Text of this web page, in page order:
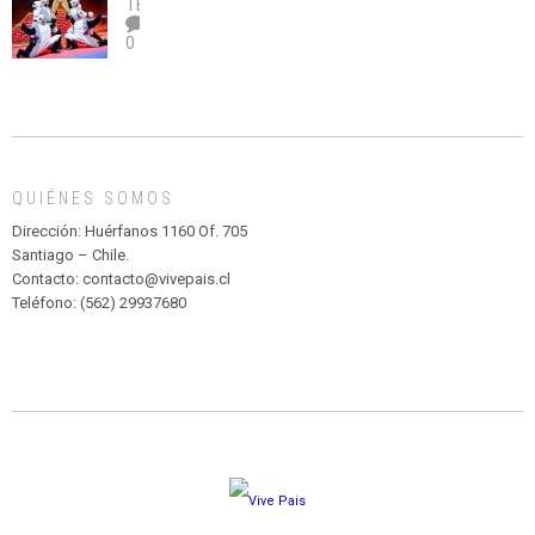
el
abuso”
TEATRO
Y
MADAGASCAR
PARQUE
HURATDO
TEATRO
0
QUIÉNES SOMOS
Dirección: Huérfanos 1160 Of. 705
Santiago – Chile.
Contacto: contacto@vivepais.cl
Teléfono: (562) 29937680